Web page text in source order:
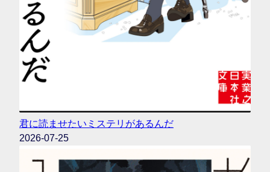
君に読ませたいミステリがあるんだ
2026-07-25